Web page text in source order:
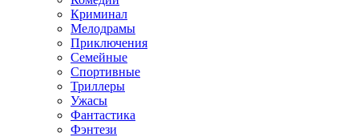
Криминал
Мелодрамы
Приключения
Семейные
Спортивные
Триллеры
Ужасы
Фантастика
Фэнтези